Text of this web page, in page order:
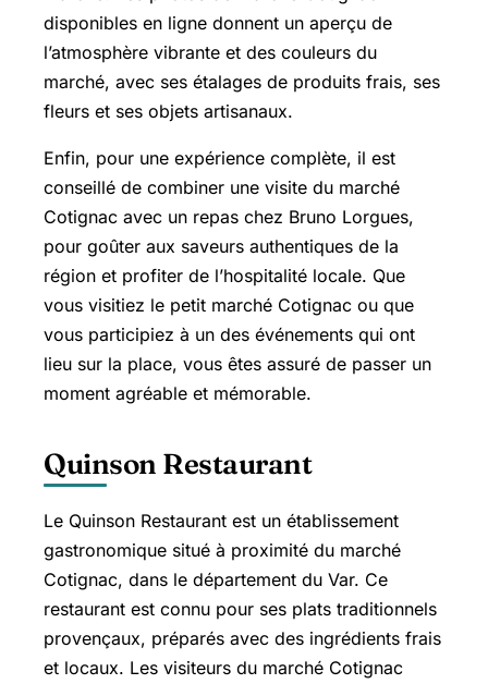
disponibles en ligne donnent un aperçu de
l’atmosphère vibrante et des couleurs du
marché, avec ses étalages de produits frais, ses
fleurs et ses objets artisanaux.
Enfin, pour une expérience complète, il est
conseillé de combiner une visite du marché
Cotignac avec un repas chez Bruno Lorgues,
pour goûter aux saveurs authentiques de la
région et profiter de l’hospitalité locale. Que
vous visitiez le petit marché Cotignac ou que
vous participiez à un des événements qui ont
lieu sur la place, vous êtes assuré de passer un
moment agréable et mémorable.
Quinson Restaurant
Le Quinson Restaurant est un établissement
gastronomique situé à proximité du marché
Cotignac, dans le département du Var. Ce
restaurant est connu pour ses plats traditionnels
provençaux, préparés avec des ingrédients frais
et locaux. Les visiteurs du marché Cotignac